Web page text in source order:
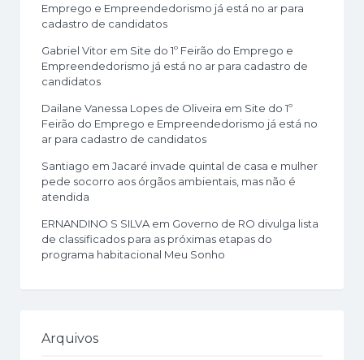
Emprego e Empreendedorismo já está no ar para
cadastro de candidatos
Gabriel Vitor em Site do 1º Feirão do Emprego e
Empreendedorismo já está no ar para cadastro de
candidatos
Dailane Vanessa Lopes de Oliveira em Site do 1º
Feirão do Emprego e Empreendedorismo já está no
ar para cadastro de candidatos
Santiago em Jacaré invade quintal de casa e mulher
pede socorro aos órgãos ambientais, mas não é
atendida
ERNANDINO S SILVA em Governo de RO divulga lista
de classificados para as próximas etapas do
programa habitacional Meu Sonho
Arquivos